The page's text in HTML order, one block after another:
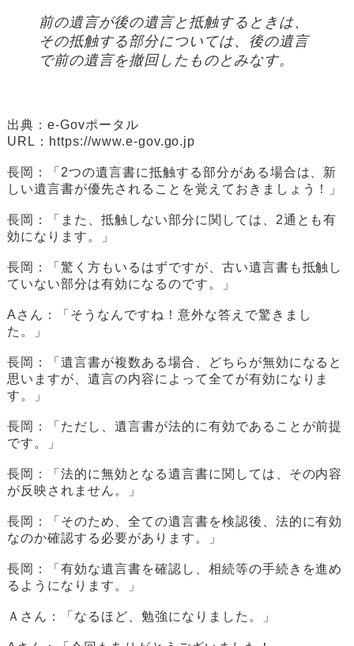
前の遺言が後の遺言と抵触するときは、
その抵触する部分については、後の遺言
で前の遺言を撤回したものとみなす。
出典：e-Govポータル
URL：https://www.e-gov.go.jp
長岡：「2つの遺言書に抵触する部分がある場合は、新
しい遺言書が優先されることを覚えておきましょう！」
長岡：「また、抵触しない部分に関しては、2通とも有
効になります。」
長岡：「驚く方もいるはずですが、古い遺言書も抵触し
ていない部分は有効になるのです。」
Aさん：「そうなんですね！意外な答えで驚きまし
た。」
長岡：「遺言書が複数ある場合、どちらが無効になると
思いますが、遺言の内容によって全てが有効になりま
す。」
長岡：「ただし、遺言書が法的に有効であることが前提
です。」
長岡：「法的に無効となる遺言書に関しては、その内容
が反映されません。」
長岡：「そのため、全ての遺言書を検認後、法的に有効
なのか確認する必要があります。」
長岡：「有効な遺言書を確認し、相続等の手続きを進め
るようになります。」
Ａさん：「なるほど、勉強になりました。」